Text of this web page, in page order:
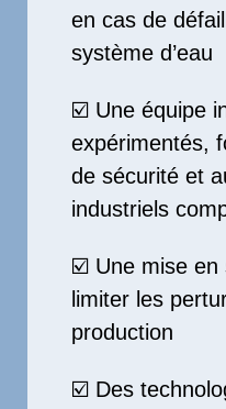
en cas de
système d’eau
☑️ Une équipe
expérimentés,
de sécurité et
industriels
☑️ Une mise en
limiter les
production
☑️ Des